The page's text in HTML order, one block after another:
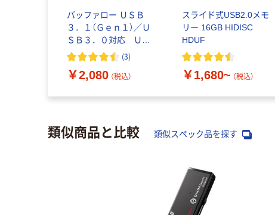
バッファロー ＵＳＢ
３．１（Ｇｅｎ１）／Ｕ
ＳＢ３．０対応 ＵＳ
Ｂメモリー バリュー
ラック RUF3-K16GB-
(3)
￥2,080 （税込）
スライド式USB2.0メモ
リー 16GB HIDISC
HDUF
￥1,680~ （税込）
類似商品と比較 類似スペック品を探す